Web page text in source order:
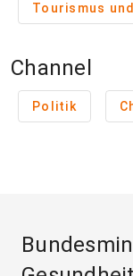
Tourismus
Channel
Politik